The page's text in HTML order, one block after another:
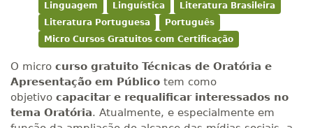
Linguagem
Linguística
Literatura Brasileira
Literatura Portuguesa
Português
Micro Cursos Gratuitos com Certificação
O micro curso gratuito Técnicas de Oratória e
Apresentação em Público tem como
objetivo capacitar e requalificar interessados no
tema Oratória. Atualmente, e especialmente em